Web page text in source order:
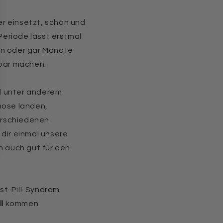
einsetzt, schön und
lässt erstmal
oder gar Monate
machen.
unter anderem
landen,
einmal unsere
auch gut für den
Pill-Syndrom
kommen.